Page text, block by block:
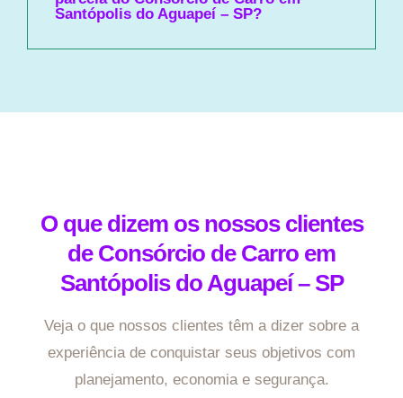
Santópolis do Aguapeí – SP?
O que dizem os nossos clientes
de Consórcio de Carro em
Santópolis do Aguapeí – SP
Veja o que nossos clientes têm a dizer sobre a
experiência de conquistar seus objetivos com
planejamento, economia e segurança.